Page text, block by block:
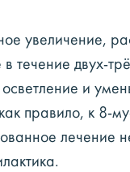
увеличение,
течение двух-
осветление и
правило, к 8-
лечение